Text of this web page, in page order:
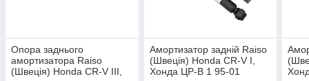
Опора заднього
амортизатора Raiso
(Швеція) Honda CR-V III,
Амортизатор задній Raiso
(Швеція) Honda CR-V I,
Хонда ЦР-В 1 95-01